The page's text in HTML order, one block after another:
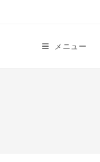
メニュー